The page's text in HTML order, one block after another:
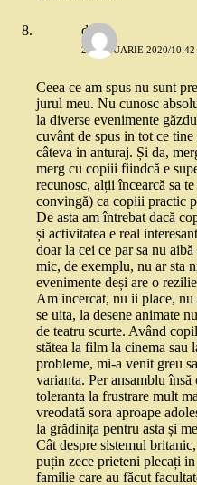
deea
22 IANUARIE 2020/
Ceea ce am spus nu sunt
jurul meu. Nu cunosc
la diverse evenimente
cuvânt de spus in tot ce
câteva in anturaj. Și da,
merg cu copiii fiindcă e
recunosc, alții încearcă sa
convingă) ca copiii practic
De asta am întrebat dacă
și activitatea e real
doar la cei ce par sa nu
mic, de exemplu, nu ar sta
evenimente deși are o
Am incercat, nu ii place,
se uita, la desene animate
de teatru scurte. Având
stătea la film la cinema sau
probleme, mi-a venit greu
varianta. Per ansamblu
toleranta la frustrare mult
vreodată sora aproape
la grădinița pentru asta și
Cât despre sistemul
puțin zece prieteni plecați
familie care au făcut